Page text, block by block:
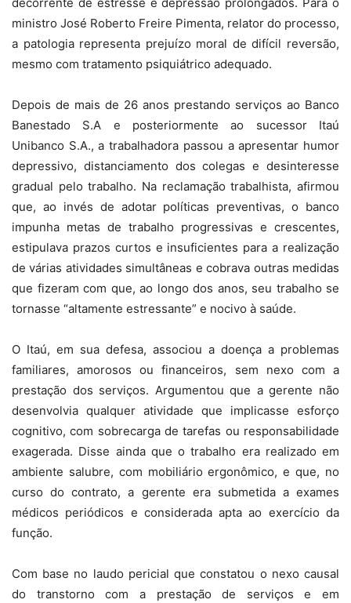
ministro José Roberto Freire Pimenta, relator do processo,
a patologia representa prejuízo moral de difícil reversão,
mesmo com tratamento psiquiátrico adequado.
Depois de mais de 26 anos prestando serviços ao Banco
Banestado S.A e posteriormente ao sucessor Itaú
Unibanco S.A., a trabalhadora passou a apresentar humor
depressivo, distanciamento dos colegas e desinteresse
gradual pelo trabalho. Na reclamação trabalhista, afirmou
que, ao invés de adotar políticas preventivas, o banco
impunha metas de trabalho progressivas e crescentes,
estipulava prazos curtos e insuficientes para a realização
de várias atividades simultâneas e cobrava outras medidas
que fizeram com que, ao longo dos anos, seu trabalho se
tornasse “altamente estressante” e nocivo à saúde.
O Itaú, em sua defesa, associou a doença a problemas
familiares, amorosos ou financeiros, sem nexo com a
prestação dos serviços. Argumentou que a gerente não
desenvolvia qualquer atividade que implicasse esforço
cognitivo, com sobrecarga de tarefas ou responsabilidade
exagerada. Disse ainda que o trabalho era realizado em
ambiente salubre, com mobiliário ergonômico, e que, no
curso do contrato, a gerente era submetida a exames
médicos periódicos e considerada apta ao exercício da
função.
Com base no laudo pericial que constatou o nexo causal
do transtorno com a prestação de serviços e em